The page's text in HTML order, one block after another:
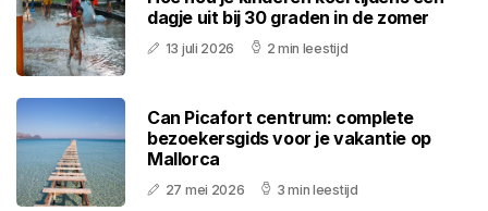
dagje uit bij 30 graden in de zomer
13 juli 2026 2 min leestijd
Can Picafort centrum: complete
bezoekersgids voor je vakantie op
Mallorca
27 mei 2026 3 min leestijd